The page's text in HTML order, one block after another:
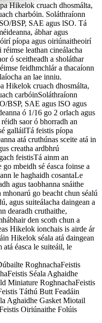
Hikelok cruach dhosmálta,
charbóin. Soláthraíonn
BSP, SAE agus lSO. Tá
ábhar agus
píopa agus oiriúnaitheoirí
leathan cineálacha
ó sceitheadh ​​a sholáthar
feidhmchlár a thacaíonn
an lae inniu.
Hikelok cruach dhosmálta,
carbóinSoláthraíonn
BSP, SAE agus lSO agus
ó 1/16 go 2 orlach agus
saor ó bhorradh an
galláilTá feistis píopa
atá cruthúnas sceite atá in
creatha ardbhrú
feistisTá ainm an
mbeidh sé éasca foinse a
le haghaidh cosantaLe
agus taobhanna snáithe
go beacht chun séalú
agus suiteálacha daingean a
dearadh cruthaithe,
den scoth chun a
Hikelok ionchais is airde ár
Hikelok séala atá daingean
éasca le suiteáil, le
RoghnachaFeistis
Feistis Séala Aghaidhe
Miniature RoghnachaFeistis
Táthú Butt Feadáin
Aghaidhe Gasket Miotail
Oiriúnaithe Folúis